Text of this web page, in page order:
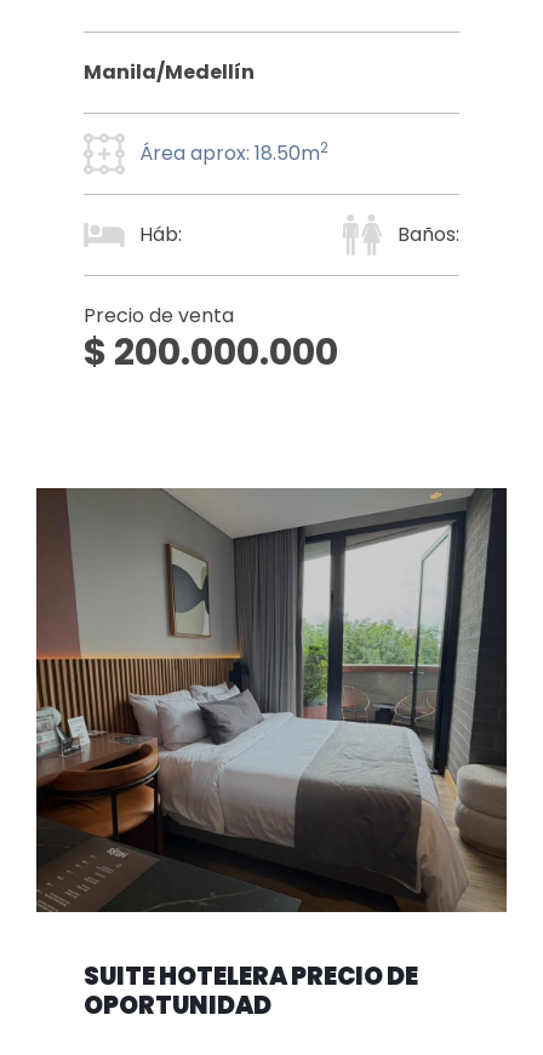
Manila/Medellín
Área aprox: 18.50m2
Háb: Baños:
Precio de venta
$ 200.000.000
SUITE HOTELERA PRECIO DE
OPORTUNIDAD